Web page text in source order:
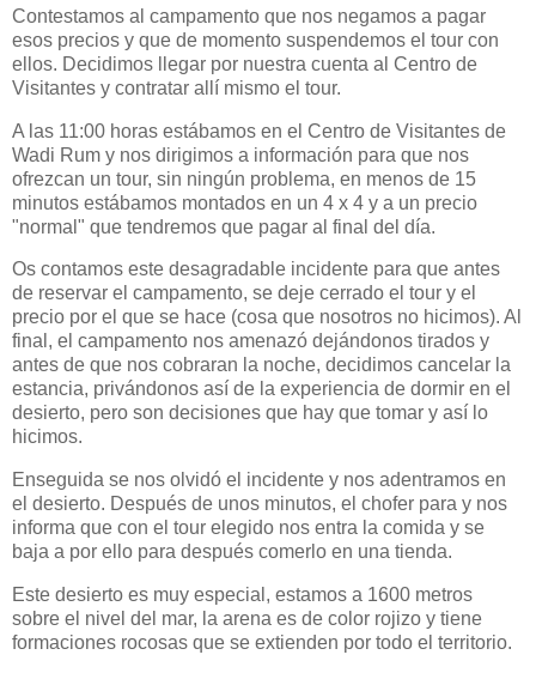
Contestamos al campamento que nos negamos a pagar
esos precios y que de momento suspendemos el tour con
ellos. Decidimos llegar por nuestra cuenta al Centro de
Visitantes y contratar allí mismo el tour.
A las 11:00 horas estábamos en el Centro de Visitantes de
Wadi Rum y nos dirigimos a información para que nos
ofrezcan un tour, sin ningún problema, en menos de 15
minutos estábamos montados en un 4 x 4 y a un precio
"normal" que tendremos que pagar al final del día.
Os contamos este desagradable incidente para que antes
de reservar el campamento, se deje cerrado el tour y el
precio por el que se hace (cosa que nosotros no hicimos). Al
final, el campamento nos amenazó dejándonos tirados y
antes de que nos cobraran la noche, decidimos cancelar la
estancia, privándonos así de la experiencia de dormir en el
desierto, pero son decisiones que hay que tomar y así lo
hicimos.
Enseguida se nos olvidó el incidente y nos adentramos en
el desierto. Después de unos minutos, el chofer para y nos
informa que con el tour elegido nos entra la comida y se
baja a por ello para después comerlo en una tienda.
Este desierto es muy especial, estamos a 1600 metros
sobre el nivel del mar, la arena es de color rojizo y tiene
formaciones rocosas que se extienden por todo el territorio.